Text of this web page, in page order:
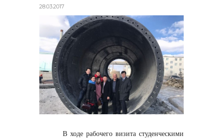
реализация неликвидов
контакты отдела закупок
28.03.2017
В ходе рабочего визита студенческими